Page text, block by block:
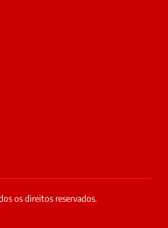
os direitos reservados.